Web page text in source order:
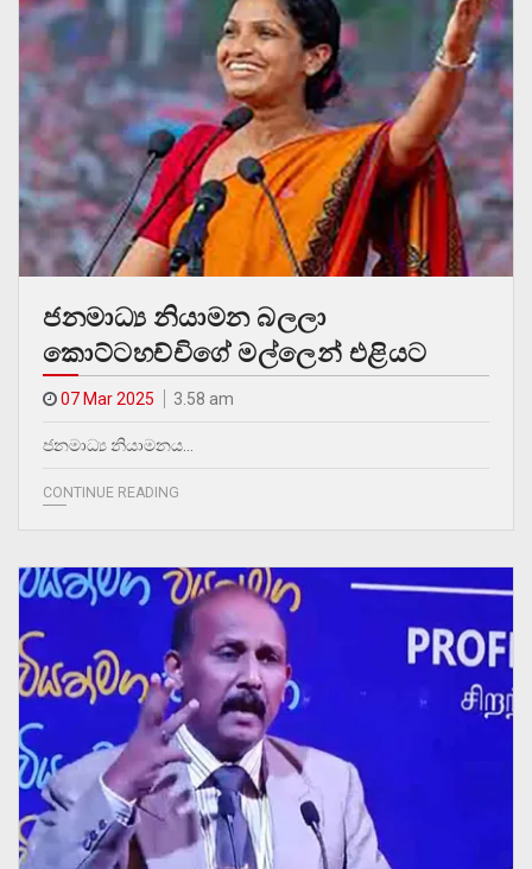
ජනමාධ්‍ය නියාමන බලලා
කොට්ටහච්චිගේ මල්ලෙන් එළියට
07 Mar 2025 3.58 am
ජනමාධ්‍ය නියාමනය…
CONTINUE READING